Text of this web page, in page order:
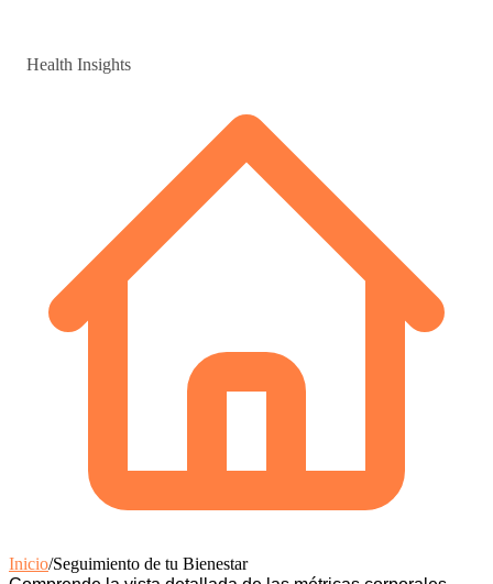
Health Insights
Inicio/Seguimiento de tu Bienestar